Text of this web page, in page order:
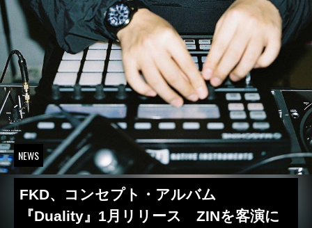
NEWS
FKD、コンセプト・アルバム
『Duality』1月リリース ZINを客演に